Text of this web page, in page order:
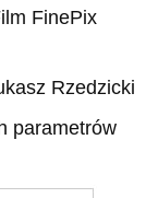
FinePix
Rzedzicki
parametrów